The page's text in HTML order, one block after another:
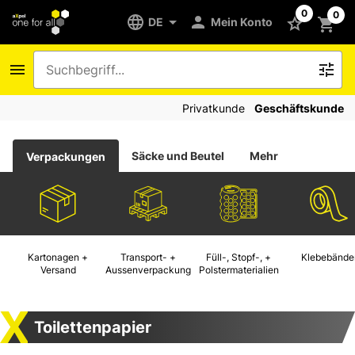
DE Mein Konto
0 0
Privatkunde Geschäftskunde
Verpackungen Säcke und Beutel Mehr
Kartonagen +
Versand
Transport- +
Aussenverpackung
Füll-, Stopf-, +
Polstermaterialien
Toilettenpapier